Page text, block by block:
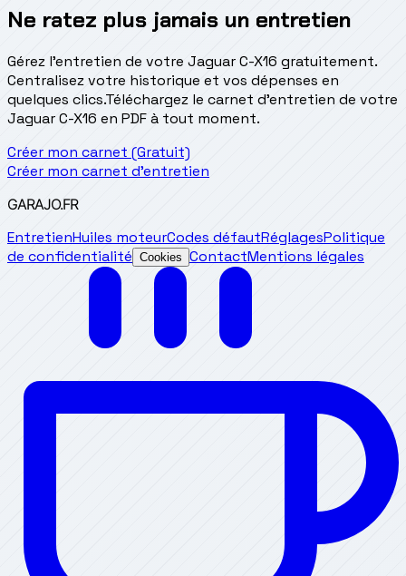
Ne ratez plus jamais un entretien
Gérez l'entretien de votre Jaguar C-X16 gratuitement.
Centralisez votre historique et vos dépenses en
quelques clics.Téléchargez le carnet d'entretien de votre
Jaguar C-X16 en PDF à tout moment.
Créer mon carnet (Gratuit)
Créer mon carnet d'entretien
GARAJO.FR
EntretienHuiles moteurCodes défautRéglagesPolitique
de confidentialité Cookies ContactMentions légales